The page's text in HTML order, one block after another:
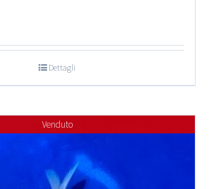
Dettagli
Venduto